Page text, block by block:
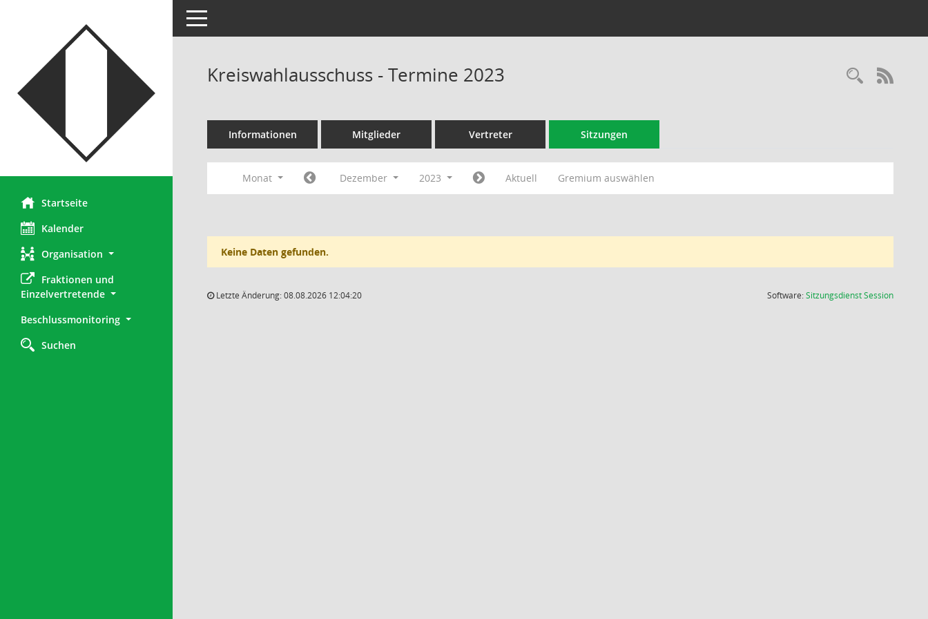
Startseite
Kalender
Organisation
Fraktionen und
Einzelvertretende
Beschlussmonitoring
Suchen
Toggle navigation
Kreiswahlausschuss - Termine 2023
Informationen Mitglieder Vertreter Sitzungen
Monat Dezember 2023 Aktuell Gremium auswählen
Keine Daten gefunden.
Letzte Änderung: 08.08.2026 12:04:20 Software:SitzungsdienstSession(Wird in